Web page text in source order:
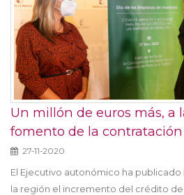
Un millón de euros más, a
fomento de la
27-11-2020
El Ejecutivo autonómico ha
la región el incremento del crédito de